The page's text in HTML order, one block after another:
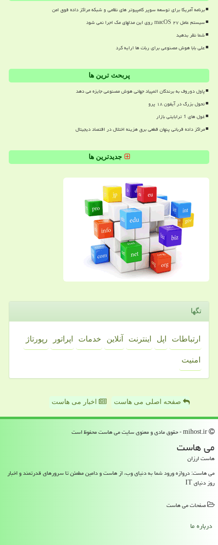
برنامه آمریکا برای توسعه سوپر کامپیوتر های نظامی و شبکه مراکز داده فوق امن
سیستم عامل macOS ۲۷ روی این مدلهای مک اجرا نمی شود
شما نظر بدهید
علی بابا هوش مصنوعی برای ربات ها ارایه کرد
پربحث ترین ها
پاول دوروف به برندگان المپیاد جهانی هوش مصنوعی جایزه می دهد
تحول بزرگ در آیفون ۱۸ پرو
غول های 1 ترابایتی بازار
مراکز داده قربانی پنهان قطعی برق هزینه اختلال در اقتصاد دیجیتال
جدیدترین ها
تگها
ارتباطات اپل اینترنت آنلاین خدمات اپراتور رپورتاژ
امنیت
صفحه اصلی می هاست اخبار می هاست
می هاست
هاست ارزان
می هاست: دروازه ورود شما به دنیای وب، از هاست و دامین مطمئن تا سرورهای قدرتمند و اخبار
روز دنیای IT
صفحات می هاست
درباره ما